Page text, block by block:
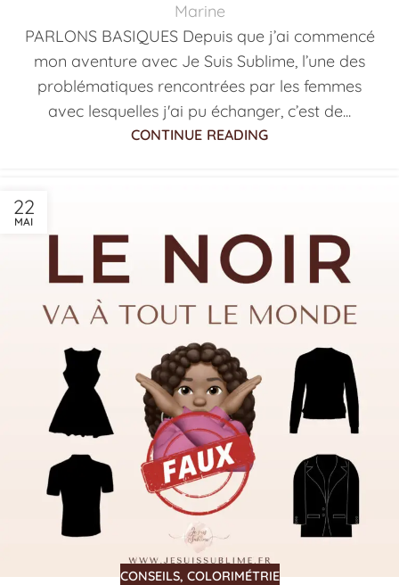
Marine
PARLONS BASIQUES Depuis que j’ai commencé
mon aventure avec Je Suis Sublime, l’une des
problématiques rencontrées par les femmes
avec lesquelles j'ai pu échanger, c’est de...
CONTINUE READING
22
MAI
CONSEILS, COLORIMÉTRIE